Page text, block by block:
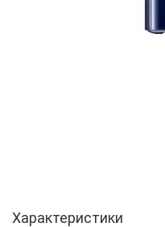
Характеристики